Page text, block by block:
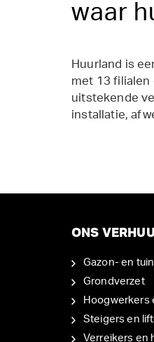
waar
Huurland is
met 13 filialen
uitstekende
installatie,
ONS
Gazon- en
Grondverzet
Hoogwerkers
Steigers en
Verreikers en